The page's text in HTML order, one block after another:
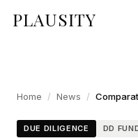
PLAUSITY
Home / News /
DUE DILIGENCE DD